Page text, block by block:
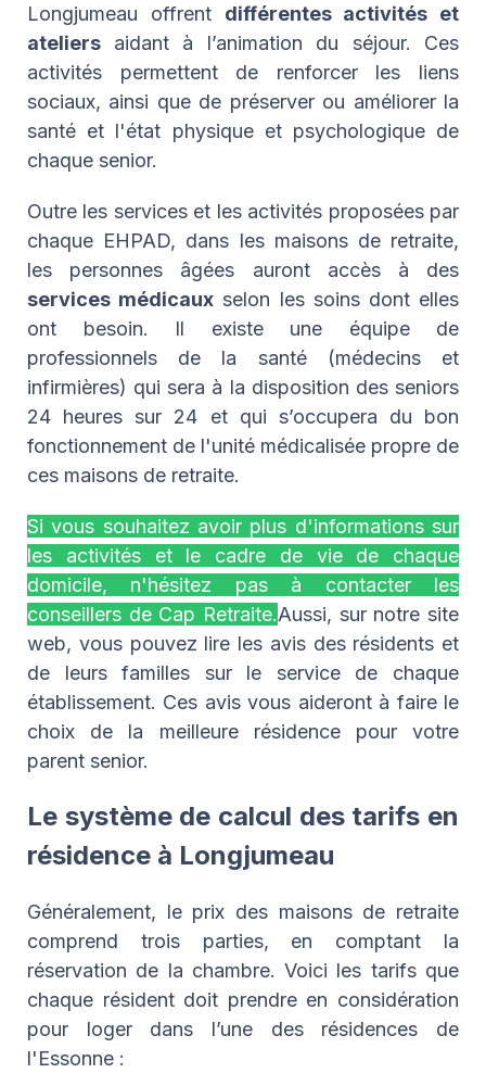
Longjumeau offrent différentes activités et
ateliers aidant à l’animation du séjour. Ces
activités permettent de renforcer les liens
sociaux, ainsi que de préserver ou améliorer la
santé et l'état physique et psychologique de
chaque senior.
Outre les services et les activités proposées par
chaque EHPAD, dans les maisons de retraite,
les personnes âgées auront accès à des
services médicaux selon les soins dont elles
ont besoin. Il existe une équipe de
professionnels de la santé (médecins et
infirmières) qui sera à la disposition des seniors
24 heures sur 24 et qui s’occupera du bon
fonctionnement de l'unité médicalisée propre de
ces maisons de retraite.
Si vous souhaitez avoir plus d'informations sur
les activités et le cadre de vie de chaque
domicile, n'hésitez pas à contacter les
conseillers de Cap Retraite.Aussi, sur notre site
web, vous pouvez lire les avis des résidents et
de leurs familles sur le service de chaque
établissement. Ces avis vous aideront à faire le
choix de la meilleure résidence pour votre
parent senior.
Le système de calcul des tarifs en
résidence à Longjumeau
Généralement, le prix des maisons de retraite
comprend trois parties, en comptant la
réservation de la chambre. Voici les tarifs que
chaque résident doit prendre en considération
pour loger dans l’une des résidences de
l'Essonne :